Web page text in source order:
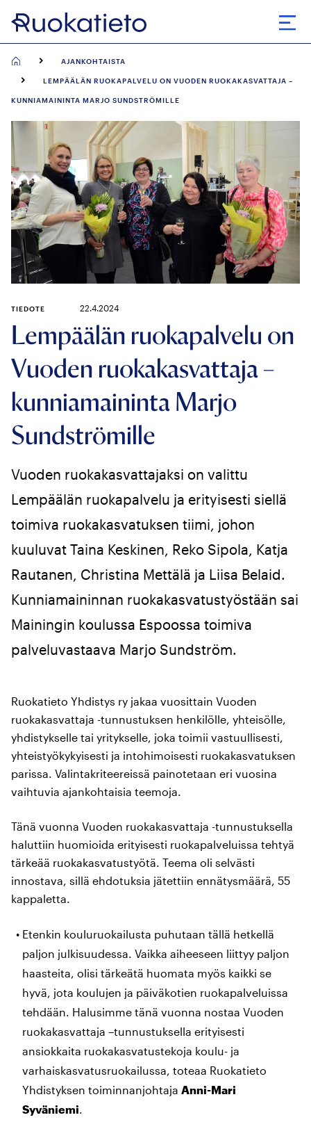
Siirry
suoraan
AJANKOHTAISTA
LEMPÄÄLÄN RUOKAPALVELU ON VUODEN RUOKAKASVATTAJA –
KUNNIAMAININTA MARJO SUNDSTRÖMILLE
Lempäälän ruokapalvelu on
Vuoden ruokakasvattaja –
kunniamaininta Marjo
Sundströmille
TIEDOTE 22.4.2024
Vuoden ruokakasvattajaksi on valittu
Lempäälän ruokapalvelu ja erityisesti siellä
toimiva ruokakasvatuksen tiimi, johon
kuuluvat Taina Keskinen, Reko Sipola, Katja
Rautanen, Christina Mettälä ja Liisa Belaid.
Kunniamaininnan ruokakasvatustyöstään sai
Mainingin koulussa Espoossa toimiva
palveluvastaava Marjo Sundström.
Ruokatieto Yhdistys ry jakaa vuosittain Vuoden
ruokakasvattaja -tunnustuksen henkilölle, yhteisölle,
yhdistykselle tai yritykselle, joka toimii vastuullisesti,
yhteistyökykyisesti ja intohimoisesti ruokakasvatuksen
parissa. Valintakriteereissä painotetaan eri vuosina
vaihtuvia ajankohtaisia teemoja.
Tänä vuonna Vuoden ruokakasvattaja -tunnustuksella
haluttiin huomioida erityisesti ruokapalveluissa tehtyä
tärkeää ruokakasvatustyötä. Teema oli selvästi
innostava, sillä ehdotuksia jätettiin ennätysmäärä, 55
kappaletta.
Etenkin kouluruokailusta puhutaan tällä hetkellä
paljon julkisuudessa. Vaikka aiheeseen liittyy paljon
haasteita, olisi tärkeätä huomata myös kaikki se
hyvä, jota koulujen ja päiväkotien ruokapalveluissa
tehdään. Halusimme tänä vuonna nostaa Vuoden
ruokakasvattaja –tunnustuksella erityisesti
ansiokkaita ruokakasvatustekoja koulu- ja
varhaiskasvatusruokailussa, toteaa Ruokatieto
Yhdistyksen toiminnanjohtaja Anni-Mari
Syväniemi